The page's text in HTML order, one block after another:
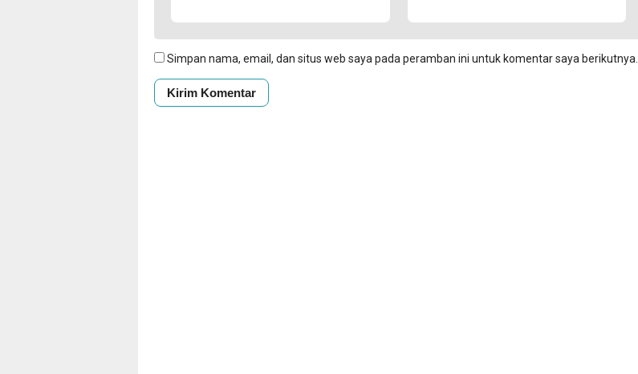
Simpan nama, email, dan situs web saya pada peramban ini untuk komentar saya berikutnya.